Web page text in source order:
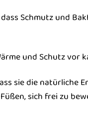
Schmutz und
und Schutz vor
sie die natürliche
sich frei zu